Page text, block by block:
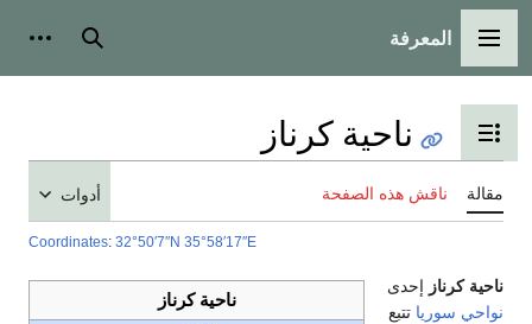
القائمة الرئيسية
المعرفة بحث
تبديل عرض جدول المحتويات
ناحية كرناز
مقالة ناقش هذه الصفحة أدوات
Coordinates: 32°50′7″N 35°58′17″E
ناحية كرناز
ناحية كرناز إحدى
نواحي سوريا تتبع